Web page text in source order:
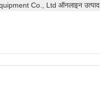
Co., Ltd ऑनलाइन उत्पाद